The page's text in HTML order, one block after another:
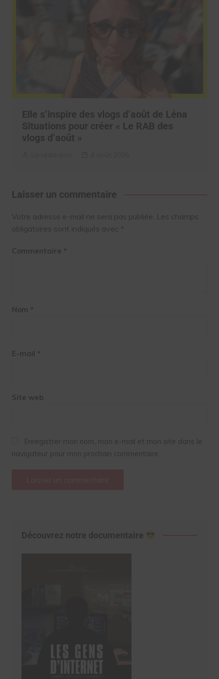
Elle s’inspire des vlogs d’août de Léna
Situations pour créer « Le RAB des
vlogs d’août »
Laisser un commentaire
Votre adresse e-mail ne sera pas publiée. Les champs
obligatoires sont indiqués avec *
Commentaire *
Nom *
E-mail *
Site web
Enregistrer mon nom, mon e-mail et mon site dans le
navigateur pour mon prochain commentaire.
Découvrez notre documentaire